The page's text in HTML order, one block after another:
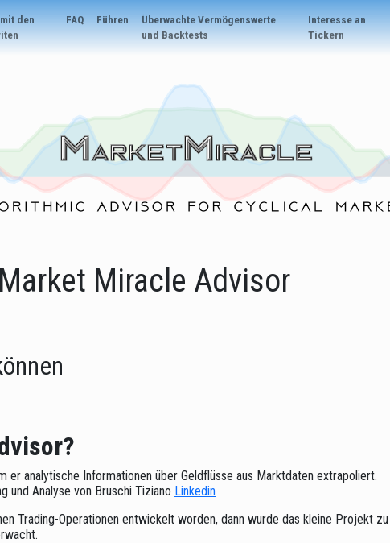
den
FAQ Führen
Überwachte Vermögenswerte
und Backtests
Interesse an
Tickern
Miracle Advisor
er analytische Informationen über Geldflüsse aus Marktdaten extrapoliert.
und Analyse von Bruschi Tiziano Linkedin
Trading-Operationen entwickelt worden, dann wurde das kleine Projekt